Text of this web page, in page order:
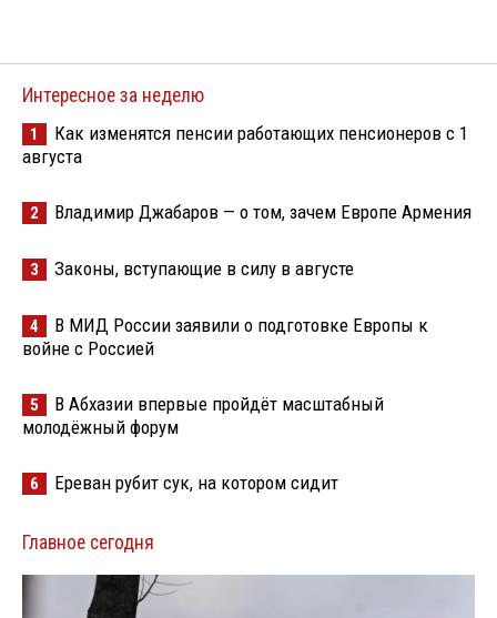
Интересное за неделю
1
Как изменятся пенсии работающих пенсионеров с 1
августа
2 Владимир Джабаров — о том, зачем Европе Армения
3 Законы, вступающие в силу в августе
4
В МИД России заявили о подготовке Европы к
войне с Россией
5
В Абхазии впервые пройдёт масштабный
молодёжный форум
6 Ереван рубит сук, на котором сидит
Главное сегодня